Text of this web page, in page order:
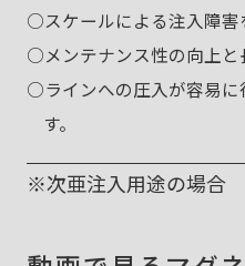
○スケールによる注入障害
○メンテナンス性の向上と
○ラインへの圧入が容易に
す。
※次亜注入用途の場合